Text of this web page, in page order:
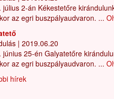
július 2-án Kékestetőre
az egri buszpályaudvaron. ...
| 2019.06.20
június 25-én Galyatetőre
az egri buszpályaudvaron. ...
hírek